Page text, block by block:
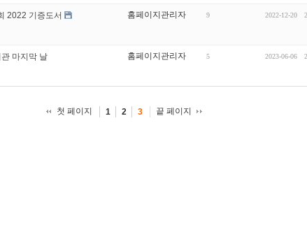
2022 기증도서 홈페이지관리자 9 2022-12-20
마지막 날 홈페이지관리자 5 2023-06-06
첫 페이지 1 2 3 끝 페이지